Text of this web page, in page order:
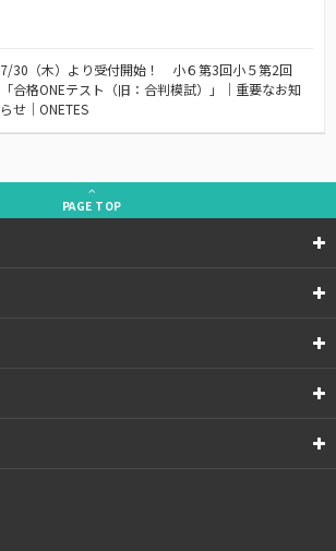
7/30（木）より受付開始！ 小６第3回小５第2回
「合格ONEテスト（旧：合判模試）」｜重要なお知
らせ｜ONETES
PAGE TOP